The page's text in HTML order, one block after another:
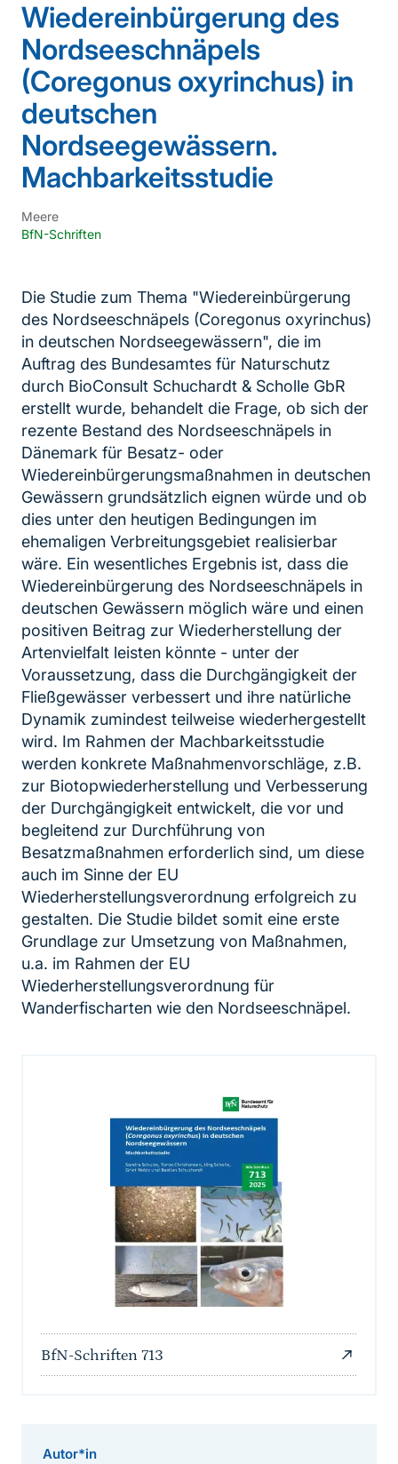
Wiedereinbürgerung des
Nordseeschnäpels
(Coregonus oxyrinchus) in
deutschen
Nordseegewässern.
Machbarkeitsstudie
Meere
BfN-Schriften
Die Studie zum Thema "Wiedereinbürgerung
des Nordseeschnäpels (Coregonus oxyrinchus)
in deutschen Nordseegewässern", die im
Auftrag des Bundesamtes für Naturschutz
durch BioConsult Schuchardt & Scholle GbR
erstellt wurde, behandelt die Frage, ob sich der
rezente Bestand des Nordseeschnäpels in
Dänemark für Besatz- oder
Wiedereinbürgerungsmaßnahmen in deutschen
Gewässern grundsätzlich eignen würde und ob
dies unter den heutigen Bedingungen im
ehemaligen Verbreitungsgebiet realisierbar
wäre. Ein wesentliches Ergebnis ist, dass die
Wiedereinbürgerung des Nordseeschnäpels in
deutschen Gewässern möglich wäre und einen
positiven Beitrag zur Wiederherstellung der
Artenvielfalt leisten könnte - unter der
Voraussetzung, dass die Durchgängigkeit der
Fließgewässer verbessert und ihre natürliche
Dynamik zumindest teilweise wiederhergestellt
wird. Im Rahmen der Machbarkeitsstudie
werden konkrete Maßnahmenvorschläge, z.B.
zur Biotopwiederherstellung und Verbesserung
der Durchgängigkeit entwickelt, die vor und
begleitend zur Durchführung von
Besatzmaßnahmen erforderlich sind, um diese
auch im Sinne der EU
Wiederherstellungsverordnung erfolgreich zu
gestalten. Die Studie bildet somit eine erste
Grundlage zur Umsetzung von Maßnahmen,
u.a. im Rahmen der EU
Wiederherstellungsverordnung für
Wanderfischarten wie den Nordseeschnäpel.
BfN-Schriften 713
Autor*in